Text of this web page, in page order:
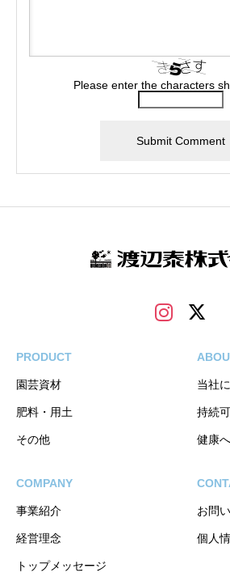
Please enter the characters
PRODUCT
園芸資材
肥料・用土
その他
当社
持続
健康
COMPANY
事業紹介
経営理念
トップメッセージ
お問
個人